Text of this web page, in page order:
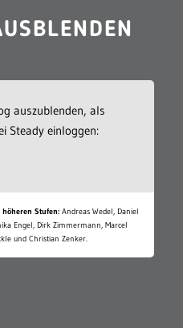
auszublenden, als
Steady einloggen:
höheren Stufen: Andreas Wedel, Daniel
Engel, Dirk Zimmermann, Marcel
und Christian Zenker.